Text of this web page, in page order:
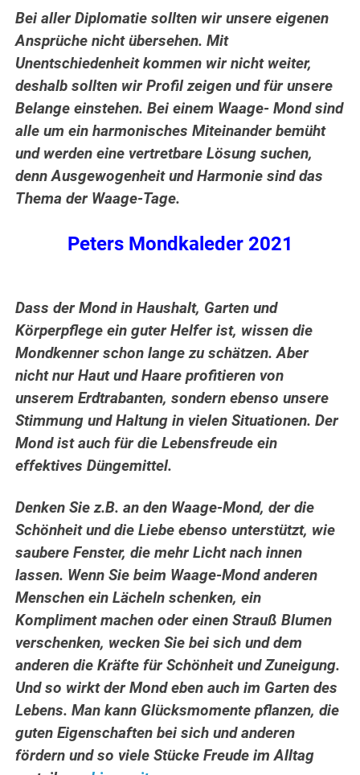
Bei aller Diplomatie sollten wir unsere eigenen
Ansprüche nicht übersehen. Mit
Unentschiedenheit kommen wir nicht weiter,
deshalb sollten wir Profil zeigen und für unsere
Belange einstehen.Bei einem Waage- Mond sind
alle um ein harmonisches Miteinander bemüht
und werden eine vertretbare Lösung suchen,
denn Ausgewogenheit und Harmonie sind das
Thema der Waage-Tage.
Peters Mondkaleder 2021
Dass der Mond in Haushalt, Garten und
Körperpflege ein guter Helfer ist, wissen die
Mondkenner schon lange zu schätzen. Aber
nicht nur Haut und Haare profitieren von
unserem Erdtrabanten, sondern ebenso unsere
Stimmung und Haltung in vielen Situationen. Der
Mond ist auch für die Lebensfreude ein
effektives Düngemittel.
Denken Sie z.B. an den Waage-Mond, der die
Schönheit und die Liebe ebenso unterstützt, wie
saubere Fenster, die mehr Licht nach innen
lassen. Wenn Sie beim Waage-Mond anderen
Menschen ein Lächeln schenken, ein
Kompliment machen oder einen Strauß Blumen
verschenken, wecken Sie bei sich und dem
anderen die Kräfte für Schönheit und Zuneigung.
Und so wirkt der Mond eben auch im Garten des
Lebens. Man kann Glücksmomente pflanzen, die
guten Eigenschaften bei sich und anderen
fördern und so viele Stücke Freude im Alltag